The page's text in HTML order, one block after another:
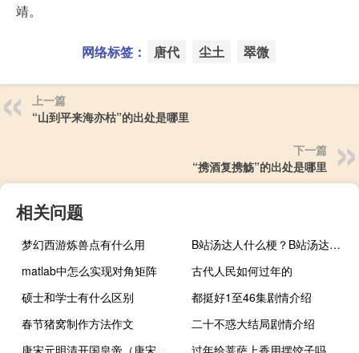
靖。
网络标签： 唐代 尘土 翠微
上一篇
“山到平来海亦枯”的出处是哪里
下一篇
“携酒复携觞”的出处是哪里
相关问题
梦幻西游炼兽点有什么用
B站汤达人什么梗？B站汤达人是什么意思什么梗
matlab中怎么实现对角矩阵
古代人民如何过年的
硕士和学士有什么区别
都挺好1至46集剧情介绍
春节猪窝制作方法作文
二十不惑大结局剧情介绍